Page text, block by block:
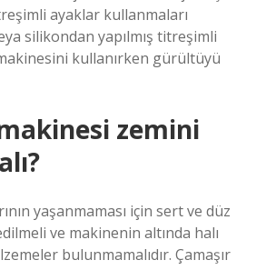
ayaklar kullanmaları
silikondan yapılmış titreşimli
kullanırken gürültüyü
zemini
yaşanmaması için sert ve düz
ve makinenin altında halı
bulunmamalıdır. Çamaşır